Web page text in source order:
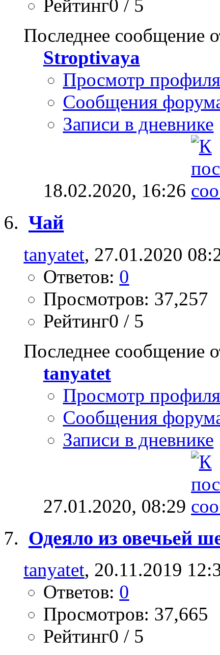
Рейтинг0 / 5
Последнее сообщение
Stroptivaya
Просмотр профиля
Сообщения
Записи в дневнике
18.02.2020, 16:26
Чай
tanyatet, 27.01.2020
Ответов: 0
Просмотров: 37,257
Рейтинг0 / 5
Последнее сообщение
tanyatet
Просмотр профиля
Сообщения
Записи в дневнике
27.01.2020, 08:29
Одеяло из овечьей
tanyatet, 20.11.2019
Ответов: 0
Просмотров: 37,665
Рейтинг0 / 5